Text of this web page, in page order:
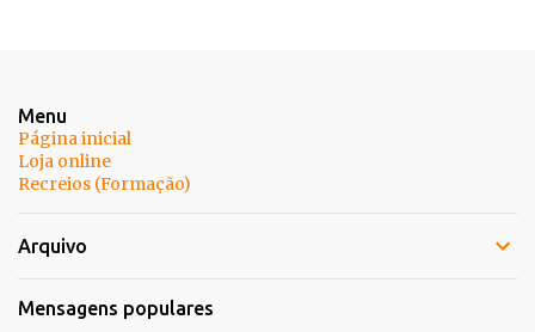
Menu
Página inicial
Loja online
Recreios (Formação)
Arquivo
Mensagens populares